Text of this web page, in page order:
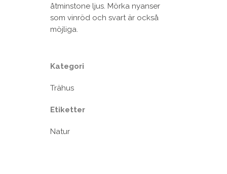
åtminstone ljus. Mörka nyanser
som vinröd och svart är också
möjliga.
Kategori
Trähus
Etiketter
Natur